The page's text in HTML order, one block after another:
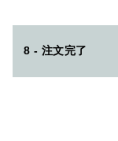
8 - 注文完了